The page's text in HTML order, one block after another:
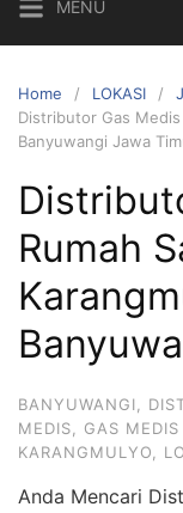
MENU
Home LOKASI
Distributor Gas Medis
Banyuwangi Jawa
Rumah
BANYUWANGI
MEDIS
GAS
KARANGMULYO
Anda Mencari